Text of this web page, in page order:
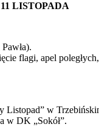
LISTOPADA
flagi, apel
w
w DK „Sokół”.